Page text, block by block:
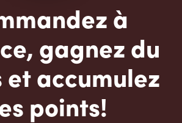
à
gagnez du
et accumulez
points!